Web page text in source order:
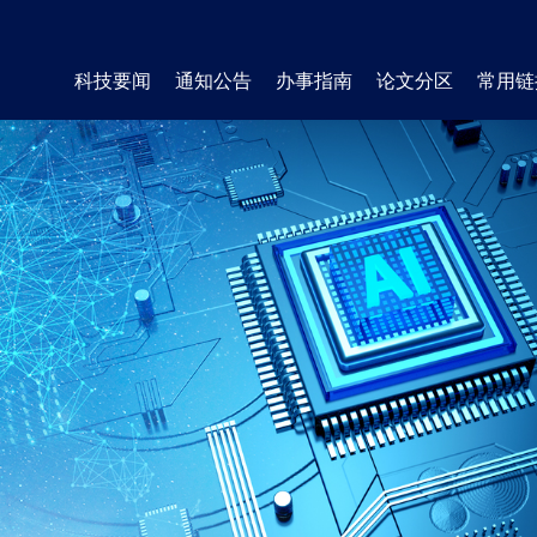
科技要闻 通知公告 办事指南 论文分区 常用